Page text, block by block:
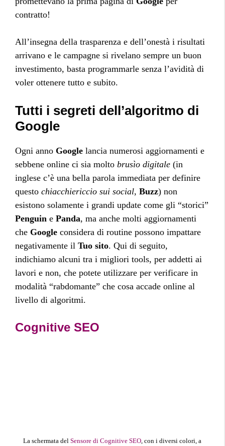
contratto!
All’insegna della trasparenza e dell’onestà i risultati
arrivano e le campagne si rivelano sempre un buon
investimento, basta programmarle senza l’avidità di
voler ottenere tutto e subito.
Tutti i segreti dell’algoritmo di
Google
Ogni anno Google lancia numerosi aggiornamenti e
sebbene online ci sia molto brusìo digitale (in
inglese c’è una bella parola immediata per definire
questo chiacchiericcio sui social, Buzz) non
esistono solamente i grandi update come gli “storici”
Penguin e Panda, ma anche molti aggiornamenti
che Google considera di routine possono impattare
negativamente il Tuo sito. Qui di seguito,
indichiamo alcuni tra i migliori tools, per addetti ai
lavori e non, che potete utilizzare per verificare in
modalità “rabdomante” che cosa accade online al
livello di algoritmi.
Cognitive SEO
La schermata del Sensore di Cognitive SEO, con i diversi colori, a